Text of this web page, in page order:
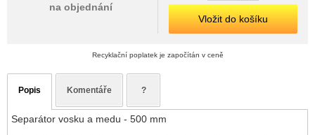
na objednání
Vložit do košíku
Recyklační poplatek je započítán v ceně
Popis Komentáře ?
Separátor vosku a medu - 500 mm